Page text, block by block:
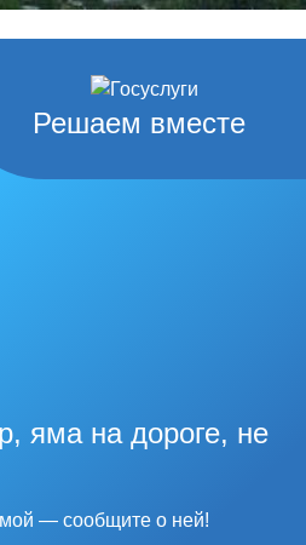
Решаем вместе
яма на дороге, не
— сообщите о ней!